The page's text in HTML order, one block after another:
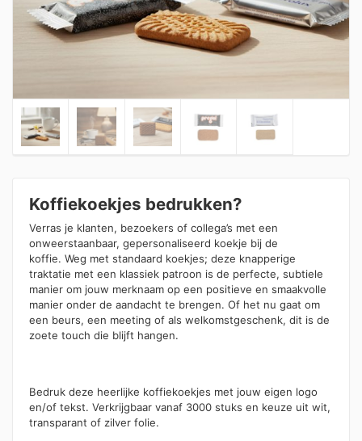
Koffiekoekjes bedrukken?
Verras je klanten, bezoekers of collega’s met een
onweerstaanbaar, gepersonaliseerd koekje bij de
koffie. Weg met standaard koekjes; deze knapperige
traktatie met een klassiek patroon is de perfecte, subtiele
manier om jouw merknaam op een positieve en smaakvolle
manier onder de aandacht te brengen. Of het nu gaat om
een beurs, een meeting of als welkomstgeschenk, dit is de
zoete touch die blijft hangen.
Bedruk deze heerlijke koffiekoekjes met jouw eigen logo
en/of tekst. Verkrijgbaar vanaf 3000 stuks en keuze uit wit,
transparant of zilver folie.